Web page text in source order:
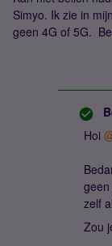
Simyo. Ik zie in
geen 4G of 5G.
Hoi ​
zelf
Zou